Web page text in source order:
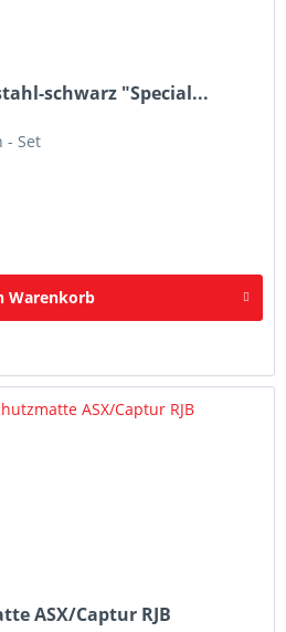
schwarz "Special...
- Set
Warenkorb
ASX/Captur RJB